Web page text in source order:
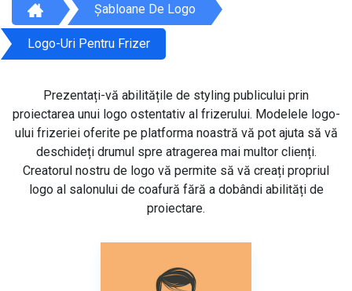
Șabloane De Logo
Logo-Uri Pentru Frizer
Prezentați-vă abilitățile de styling publicului prin
proiectarea unui logo ostentativ al frizerului. Modelele logo-
ului frizeriei oferite pe platforma noastră vă pot ajuta să vă
deschideți drumul spre atragerea mai multor clienți.
Creatorul nostru de logo vă permite să vă creați propriul
logo al salonului de coafură fără a dobândi abilități de
proiectare.